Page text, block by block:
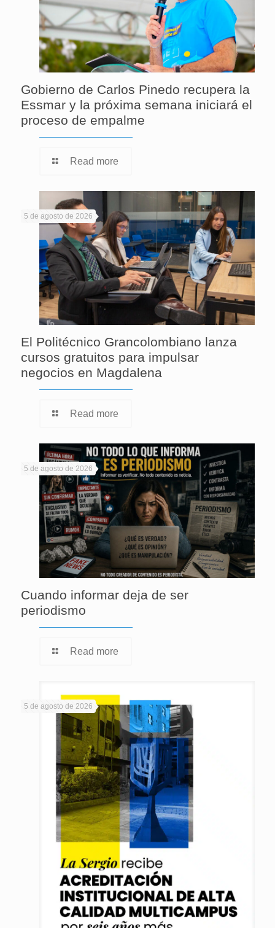
Gobierno de Carlos Pinedo recupera la
Essmar y la próxima semana iniciará el
proceso de empalme
Read more
5 de agosto de 2026
El Politécnico Grancolombiano lanza
cursos gratuitos para impulsar
negocios en Magdalena
Read more
5 de agosto de 2026
Cuando informar deja de ser
periodismo
Read more
5 de agosto de 2026